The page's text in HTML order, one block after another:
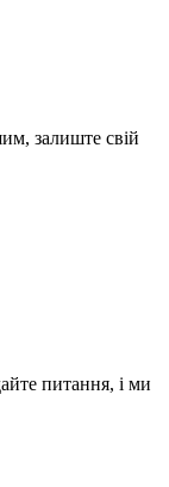
залиште свій
питання, і ми